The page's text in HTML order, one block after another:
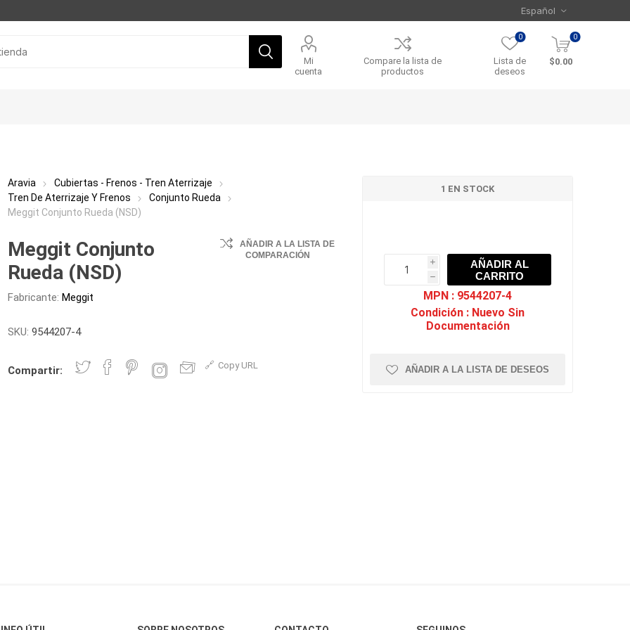
Mi
cuenta
Compare la lista de
productos
Lista de
deseos
0 0
$0.00
Aravia
Cubiertas - Frenos - Tren Aterrizaje
Tren De Aterrizaje Y Frenos
Conjunto Rueda
Meggit Conjunto Rueda (NSD)
Meggit Conjunto
Rueda (NSD)
Fabricante: Meggit
AÑADIR A LA LISTA DE
COMPARACIÓN
SKU: 9544207-4
Compartir: Copy URL
1 EN STOCK
i
h
h
AÑADIR AL
CARRITO
MPN : 9544207-4
Condición : Nuevo Sin
Documentación
AÑADIR A LA LISTA DE DESEOS